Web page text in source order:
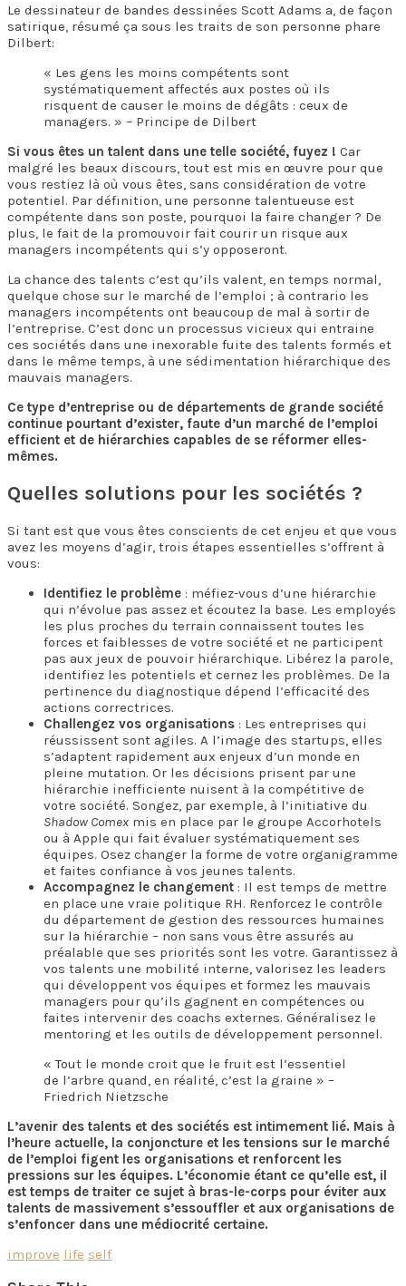
Le dessinateur de bandes dessinées Scott Adams a, de façon
satirique, résumé ça sous les traits de son personne phare
Dilbert:
« Les gens les moins compétents sont
systématiquement affectés aux postes où ils
risquent de causer le moins de dégâts : ceux de
managers. » – Principe de Dilbert
Si vous êtes un talent dans une telle société, fuyez ! Car
malgré les beaux discours, tout est mis en œuvre pour que
vous restiez là où vous êtes, sans considération de votre
potentiel. Par définition, une personne talentueuse est
compétente dans son poste, pourquoi la faire changer ? De
plus, le fait de la promouvoir fait courir un risque aux
managers incompétents qui s’y opposeront.
La chance des talents c’est qu’ils valent, en temps normal,
quelque chose sur le marché de l’emploi ; à contrario les
managers incompétents ont beaucoup de mal à sortir de
l’entreprise. C’est donc un processus vicieux qui entraine
ces sociétés dans une inexorable fuite des talents formés et
dans le même temps, à une sédimentation hiérarchique des
mauvais managers.
Ce type d’entreprise ou de départements de grande société
continue pourtant d’exister, faute d’un marché de l’emploi
efficient et de hiérarchies capables de se réformer elles-
mêmes.
Quelles solutions pour les sociétés ?
Si tant est que vous êtes conscients de cet enjeu et que vous
avez les moyens d’agir, trois étapes essentielles s’offrent à
vous:
Identifiez le problème : méfiez-vous d’une hiérarchie
qui n’évolue pas assez et écoutez la base. Les employés
les plus proches du terrain connaissent toutes les
forces et faiblesses de votre société et ne participent
pas aux jeux de pouvoir hiérarchique. Libérez la parole,
identifiez les potentiels et cernez les problèmes. De la
pertinence du diagnostique dépend l’efficacité des
actions correctrices.
Challengez vos organisations : Les entreprises qui
réussissent sont agiles. A l’image des startups, elles
s’adaptent rapidement aux enjeux d’un monde en
pleine mutation. Or les décisions prisent par une
hiérarchie inefficiente nuisent à la compétitive de
votre société. Songez, par exemple, à l’initiative du
Shadow Comex mis en place par le groupe Accorhotels
ou à Apple qui fait évaluer systématiquement ses
équipes. Osez changer la forme de votre organigramme
et faites confiance à vos jeunes talents.
Accompagnez le changement : Il est temps de mettre
en place une vraie politique RH. Renforcez le contrôle
du département de gestion des ressources humaines
sur la hiérarchie – non sans vous être assurés au
préalable que ses priorités sont les votre. Garantissez à
vos talents une mobilité interne, valorisez les leaders
qui développent vos équipes et formez les mauvais
managers pour qu’ils gagnent en compétences ou
faites intervenir des coachs externes. Généralisez le
mentoring et les outils de développement personnel.
« Tout le monde croit que le fruit est l’essentiel
de l’arbre quand, en réalité, c’est la graine » –
Friedrich Nietzsche
L’avenir des talents et des sociétés est intimement lié. Mais à
l’heure actuelle, la conjoncture et les tensions sur le marché
de l’emploi figent les organisations et renforcent les
pressions sur les équipes. L’économie étant ce qu’elle est, il
est temps de traiter ce sujet à bras-le-corps pour éviter aux
talents de massivement s’essouffler et aux organisations de
s’enfoncer dans une médiocrité certaine.
improve life self